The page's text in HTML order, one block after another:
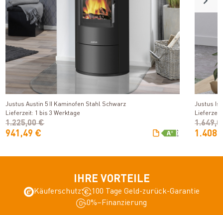
Justus Austin 5 II Kaminofen Stahl Schwarz
Lieferzeit: 1 bis 3 Werktage
941,49 €
1.225,00 €
Justus
IHRE VORTEILE
Käuferschutz
100 Tage Geld-zurück-Garantie
0%–Finanzierung